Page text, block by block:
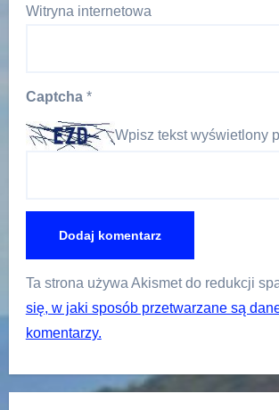
Witryna internetowa
Captcha *
Wpisz tekst wyświetlony
Ta strona używa Akismet do redukcji
się, w jaki sposób przetwarzane są
komentarzy.